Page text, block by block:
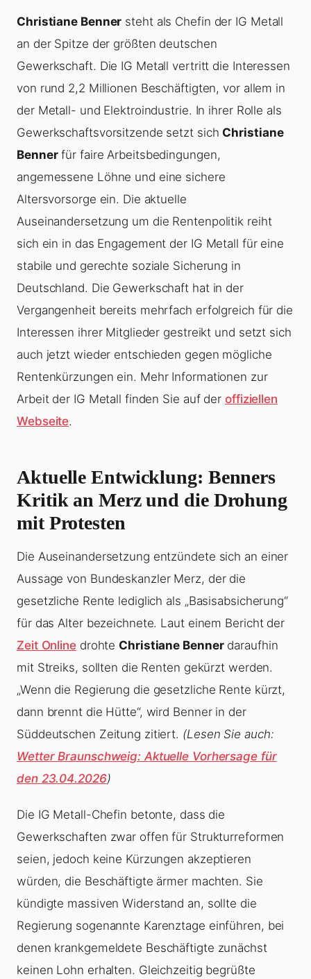
Christiane Benner steht als Chefin der IG Metall
an der Spitze der größten deutschen
Gewerkschaft. Die IG Metall vertritt die Interessen
von rund 2,2 Millionen Beschäftigten, vor allem in
der Metall- und Elektroindustrie. In ihrer Rolle als
Gewerkschaftsvorsitzende setzt sich Christiane
Bennerfür faire Arbeitsbedingungen,
angemessene Löhne und eine sichere
Altersvorsorge ein. Die aktuelle
Auseinandersetzung um die Rentenpolitik reiht
sich ein in das Engagement der IG Metall für eine
stabile und gerechte soziale Sicherung in
Deutschland. Die Gewerkschaft hat in der
Vergangenheit bereits mehrfach erfolgreich für die
Interessen ihrer Mitglieder gestreikt und setzt sich
auch jetzt wieder entschieden gegen mögliche
Rentenkürzungen ein. Mehr Informationen zur
Arbeit der IG Metall finden Sie auf der offiziellen
Webseite.
Aktuelle Entwicklung: Benners
Kritik an Merz und die Drohung
mit Protesten
Die Auseinandersetzung entzündete sich an einer
Aussage von Bundeskanzler Merz, der die
gesetzliche Rente lediglich als „Basisabsicherung“
für das Alter bezeichnete. Laut einem Bericht der
Zeit Onlinedrohte Christiane Bennerdaraufhin
mit Streiks, sollten die Renten gekürzt werden.
„Wenn die Regierung die gesetzliche Rente kürzt,
dann brennt die Hütte“, wird Benner in der
Süddeutschen Zeitung zitiert. (Lesen Sie auch:
Wetter Braunschweig: Aktuelle Vorhersage für
den 23.04.2026)
Die IG Metall-Chefin betonte, dass die
Gewerkschaften zwar offen für Strukturreformen
seien, jedoch keine Kürzungen akzeptieren
würden, die Beschäftigte ärmer machten. Sie
kündigte massiven Widerstand an, sollte die
Regierung sogenannte Karenztage einführen, bei
denen krankgemeldete Beschäftigte zunächst
keinen Lohn erhalten. Gleichzeitig begrüßte